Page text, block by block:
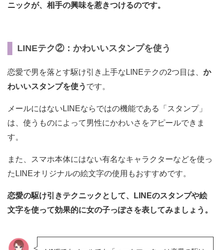
ニックが、相手の興味を惹きつけるのです。
LINEテク②：かわいいスタンプを使う
恋愛で男を落とす駆け引き上手なLINEテクの2つ目は、 か
わいいスタンプを使う です。
メールにはないLINEならではの機能である「スタンプ」
は、使うものによって男性にかわいさをアピールできま
す。
また、スマホ本体にはない有名なキャラクターなどを使っ
たLINEオリジナルの絵文字の使用もおすすめです。
恋愛の駆け引きテクニックとして、LINEのスタンプや絵
文字を使って効果的に女の子っぽさを表してみましょう。